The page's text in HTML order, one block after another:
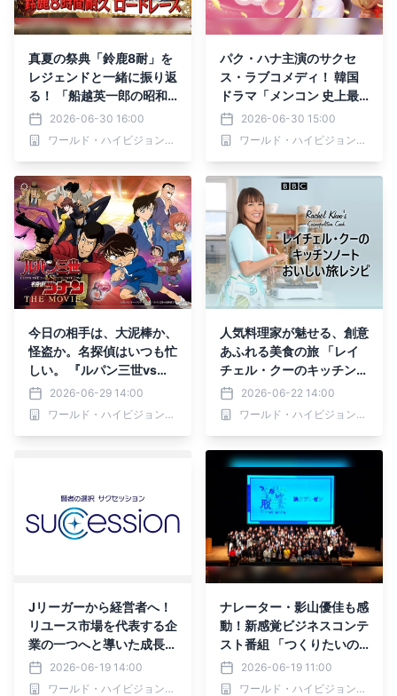
真夏の祭典「鈴鹿8耐」を
レジェンドと一緒に振り返
る！ 「船越英一郎の昭和
再生ファクトリー」 7月2
日（木）よる9時～ BS12
トゥエルビで放送
2026-06-30 16:00
ワールド・ハイビジョン・チャンネル株式会社
パク・ハナ主演のサクセ
ス・ラブコメディ！ 韓国
ドラマ「メンコン 史上最
高の私！」 7月3日（金）
夕方5:30～ BS12 トゥエ
ルビで放送スタート
2026-06-30 15:00
ワールド・ハイビジョン・チャンネル株式会社
今日の相手は、大泥棒か、
怪盗か。名探偵はいつも忙
しい。 『ルパン三世vs名
探偵コナン THE MOVIE』
『名探偵コナン vs. 怪盗キ
ッド』2作品放送 7月の
2026-06-29 14:00
ワールド・ハイビジョン・チャンネル株式会社
人気料理家が魅せる、創意
あふれる美食の旅 「レイ
チェル・クーのキッチンノ
ート おいしい旅レシピ」
6月29日（月）よる7時～
BS12 トゥエルビで放送開
2026-06-22 14:00
ワールド・ハイビジョン・チャンネル株式会社
Jリーガーから経営者へ！
リユース市場を代表する企
業の一つへと導いた成長戦
略に迫る 「賢者の選択サ
クセッション」 6月20日
2026-06-19 14:00
ワールド・ハイビジョン・チャンネル株式会社
ナレーター・影山優佳も感
動！新感覚ビジネスコンテ
スト番組 「つくりたいの
はおもしろい方の脱炭素～
デカボチャレンジ2026春
2026-06-19 11:00
ワールド・ハイビジョン・チャンネル株式会社